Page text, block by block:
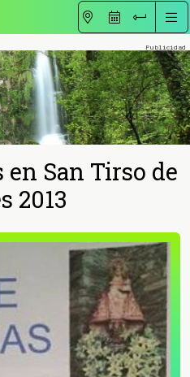
San Tirso de
2013